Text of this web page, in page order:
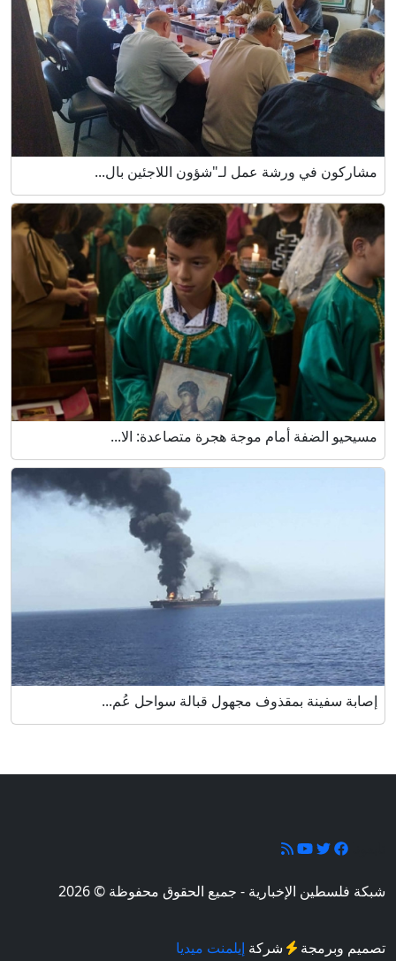
مشاركون في ورشة عمل لـ"شؤون اللاجئين بال...
مسيحيو الضفة أمام موجة هجرة متصاعدة: الا...
إصابة سفينة بمقذوف مجهول قبالة سواحل عُم...
شبكة فلسطين الإخبارية - جميع الحقوق محفوظة © 2026
تصميم وبرمجة شركة إيلمنت ميديا